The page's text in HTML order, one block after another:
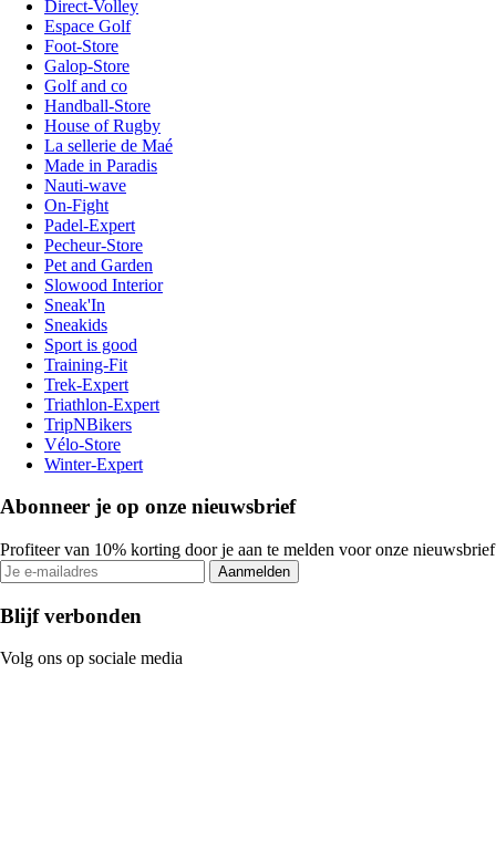
Direct-Volley
Espace Golf
Foot-Store
Galop-Store
Golf and co
Handball-Store
House of Rugby
La sellerie de Maé
Made in Paradis
Nauti-wave
On-Fight
Padel-Expert
Pecheur-Store
Pet and Garden
Slowood Interior
Sneak'In
Sneakids
Sport is good
Training-Fit
Trek-Expert
Triathlon-Expert
TripNBikers
Vélo-Store
Winter-Expert
Abonneer je op onze nieuwsbrief
Profiteer van 10% korting door je aan te melden voor onze nieuwsbrief
Aanmelden
Blijf verbonden
Volg ons op sociale media